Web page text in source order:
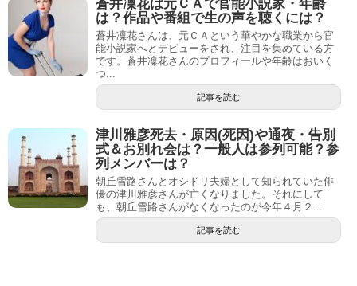
蒼井凜花は元ＣＡで官能小説家・年齢
は？作品や番組で生の声を聴くには？
蒼井凜花さんは、元ＣＡという華やかな職業から官
能小説家へとデビューをされ、注目を集めている方
です。蒼井凜花さんのプロフィールや年齢はおいく
つ...
記事を読む
津川雅彦死去・原因(死因)や通夜・告別
式＆お別れ会は？一般人は参列可能？参
列メンバーは？
朝丘雪路さんとオシドリ夫婦として知られていた俳
優の津川雅彦さんが亡くなりました。それにして
も、朝丘雪路さんがなくなったのが今年４月２...
記事を読む